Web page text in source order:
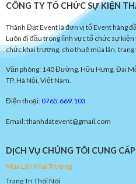
CÔNG TY TỔ CHỨC SỰ KIỆN
Thành Đạt Event là đơn vị tổ Event hàng
Luôn đi đầu trong lĩnh vực tổ chức sự kiện
chức khai trương, cho thuê múa lân,
Văn phòng: 140 Đường. Hữu Hưng, Đai
TP. Hà Nội, Việt Nam.
Điện thoại:0765.669.103
Email: thanhdatevent@gmail.com
DỊCH VỤ CHÚNG TÔI CUNG CẤP
Múa Lân KhaiTrương
Trang Trí Thôi Nôi